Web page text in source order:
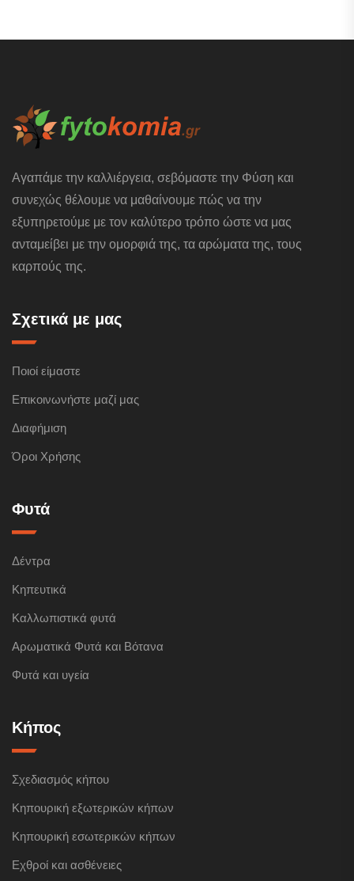
Αγαπάμε την καλλιέργεια, σεβόμαστε την Φύση και
συνεχώς θέλουμε να μαθαίνουμε πώς να την
εξυπηρετούμε με τον καλύτερο τρόπο ώστε να μας
ανταμείβει με την ομορφιά της, τα αρώματα της, τους
καρπούς της.
Σχετικά με μας
Ποιοί είμαστε
Επικοινωνήστε μαζί μας
Διαφήμιση
Όροι Χρήσης
Φυτά
Δέντρα
Κηπευτικά
Καλλωπιστικά φυτά
Αρωματικά Φυτά και Βότανα
Φυτά και υγεία
Κήπος
Σχεδιασμός κήπου
Κηπουρική εξωτερικών κήπων
Κηπουρική εσωτερικών κήπων
Εχθροί και ασθένειες